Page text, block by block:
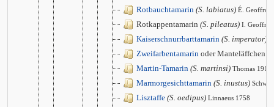
Rotbauchtamarin (S. labiatus) É. Geoffroy
Rotkappentamarin (S. pileatus) I.
Kaiserschnurrbarttamarin (S. imperator)
Zweifarbentamarin oder Manteläffchen
Martin-Tamarin (S. martinsi) Thomas 1912
Marmorgesichttamarin (S. inustus)
Lisztaffe (S. oedipus) Linnaeus 1758